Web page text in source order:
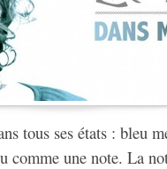
tous ses états : bleu
comme une note. La